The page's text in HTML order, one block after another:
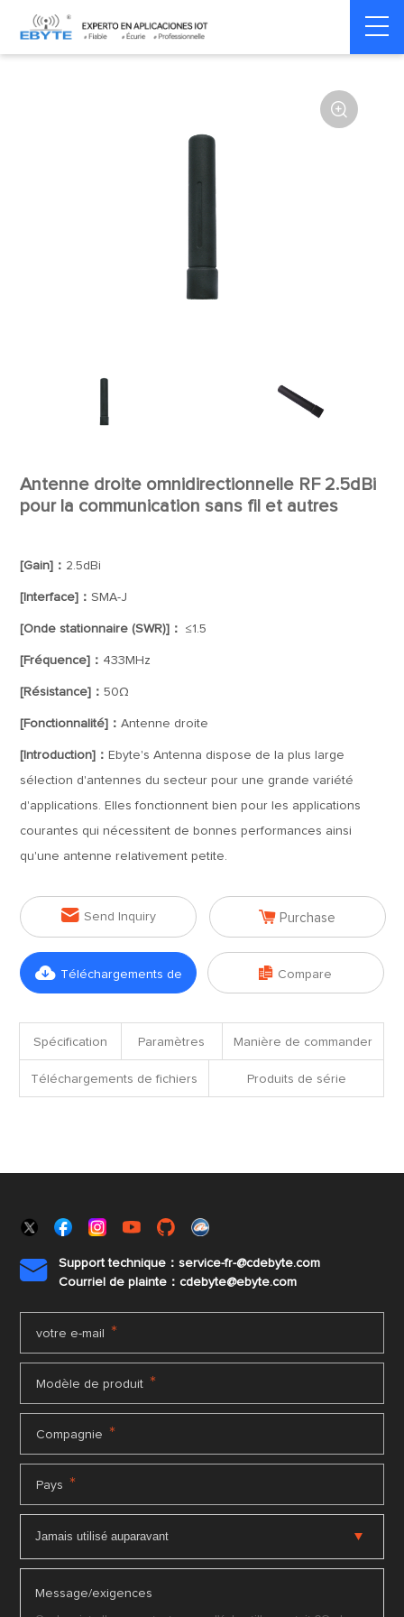
Home > Accessoires > Antenna

Antenne droite omnidirectionnelle RF 2.5dBi
pour la communication sans fil et autres
[Gain]： 2.5dBi
[Interface]：SMA-J
[Onde stationnaire (SWR)]： ≤1.5
[Fréquence]： 433MHz
[Résistance]：50Ω
[Fonctionnalité]：Antenne droite
[Introduction]： Ebyte's Antenna dispose de la plus large
sélection d'antennes du secteur pour une grande variété
d'applications. Elles fonctionnent bien pour les applications
courantes qui nécessitent de bonnes performances ainsi
qu'une antenne relativement petite.
 Send Inquiry  Purchase
 Téléchargements de  Compare
Spécification Paramètres Manière de commander
Téléchargements de fichiers Produits de série

Support technique：service-fr-@cdebyte.com
Courriel de plainte：cdebyte@ebyte.com
votre e-mail *
Modèle de produit *
Compagnie *
Pays *
Message/exigences